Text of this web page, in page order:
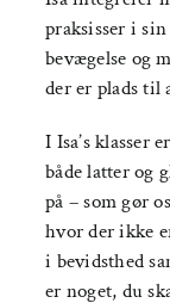
praksisser i
bevægelse og
der er plads til
I Isa’s klasser
både latter og
på – som gør
hvor der ikke
i bevidsthed
er noget, du